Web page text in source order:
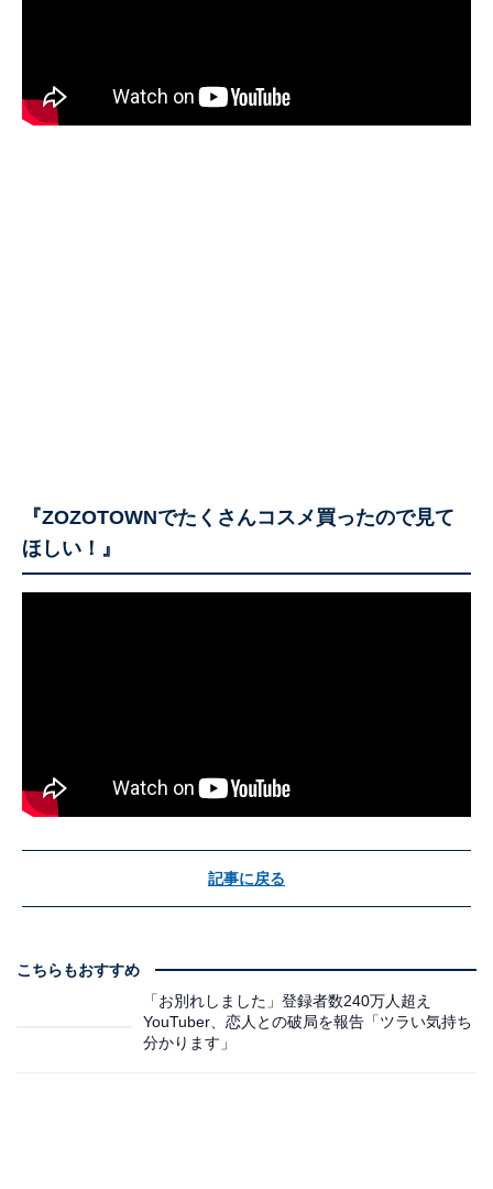
『ZOZOTOWNでたくさんコスメ買ったので見て
ほしい！』
記事に戻る
こちらもおすすめ
「お別れしました」登録者数240万人超え
YouTuber、恋人との破局を報告「ツラい気持ち
分かります」